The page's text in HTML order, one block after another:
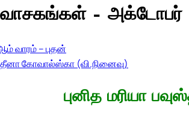
வாசகங்கள் –
வாரம் – புதன்
கோவால்ஸ்கா (வி.நினைவு)
புனித மரியா